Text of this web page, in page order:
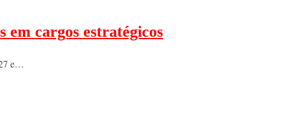
em cargos estratégicos
e…